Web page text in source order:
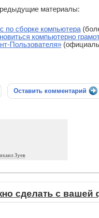
материалы:
по сборке компьютера
компьютерно
Пользователя»
Оставить комментарий
Зуев
сделать с вашей